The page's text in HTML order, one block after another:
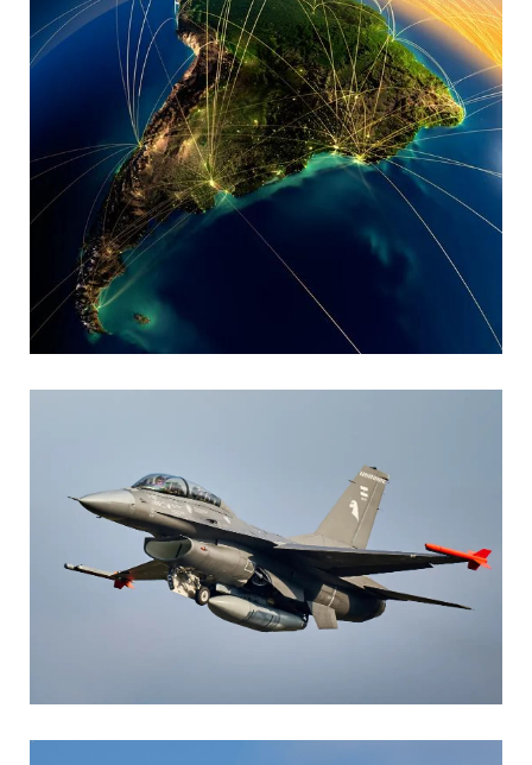
MARIA SONZINI
Aviación Comercial
Aviación General
AGUSTIN BOFFI
Aviación Militar, Fuerza Aérea Argentina